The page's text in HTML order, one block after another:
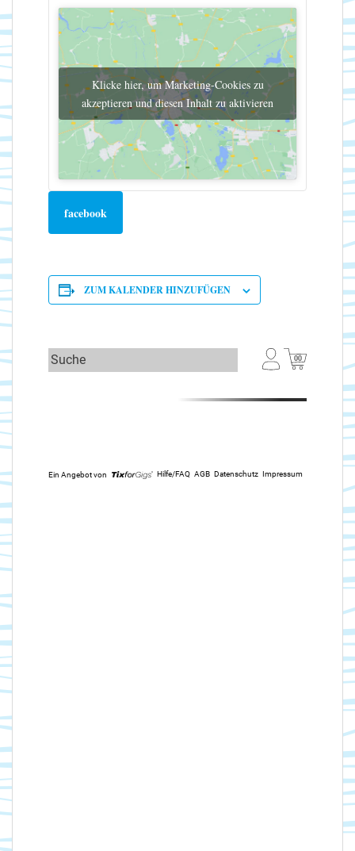
Klicke hier, um Marketing-Cookies zu
akzeptieren und diesen Inhalt zu aktivieren
facebook
ZUM KALENDER HINZUFÜGEN